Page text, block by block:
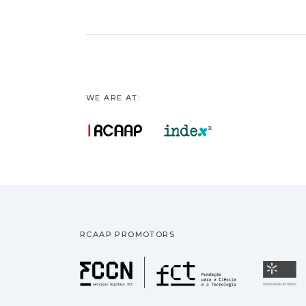
WE ARE AT:
RCAAP PROMOTORS
Fundação